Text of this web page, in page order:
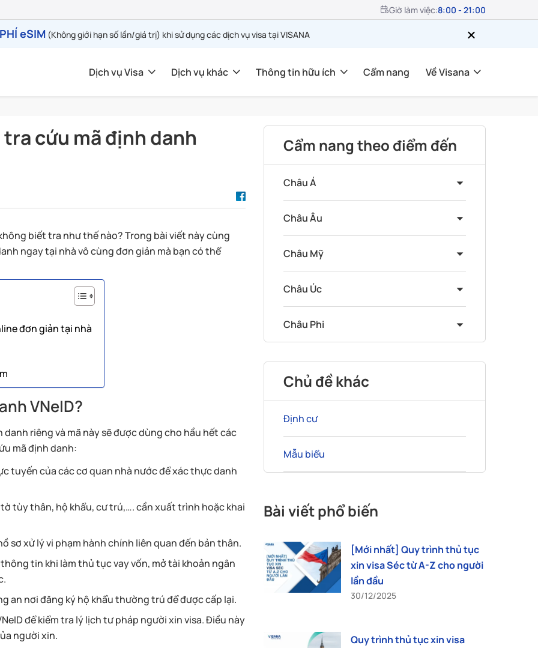
Giờ làm việc:8:00 - 21:00
eSIM (Không giới hạn số lần/giá trị) khi sử dụng các dịch vụ visa tại VISANA
Dịch vụ Visa Dịch vụ khác Thông tin hữu ích Cẩm nang Về Visana
cứu mã định danh
biết tra như thế nào? Trong bài viết này cùng
ngay tại nhà vô cùng đơn giản mà bạn có thể
đơn giản tại nhà
VNeID?
riêng và mã này sẽ được dùng cho hầu hết các
mã định danh:
tuyến của các cơ quan nhà nước để xác thực danh
tùy thân, hộ khẩu, cư trú,…. cần xuất trình hoặc khai
sơ xử lý vi phạm hành chính liên quan đến bản thân.
tin khi làm thủ tục vay vốn, mở tài khoản ngân
an nơi đăng ký hộ khẩu thường trú để được cấp lại.
để kiểm tra lý lịch tư pháp người xin visa. Điều này
người xin.
Cẩm nang theo điểm đến
Châu Á
Châu Âu
Châu Mỹ
Châu Úc
Châu Phi
Chủ đề khác
Định cư
Mẫu biểu
Bài viết phổ biến
[Mới nhất] Quy trình thủ tục
xin visa Séc từ A-Z cho người
lần đầu
30/12/2025
Quy trình thủ tục xin visa